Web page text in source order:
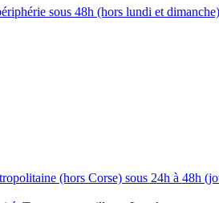
sous 48h (hors lundi et
(hors Corse) sous 24h à 48h